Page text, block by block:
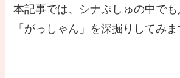
本記事では、シナぷしゅの中で
「がっしゃん」を深掘りしてみま